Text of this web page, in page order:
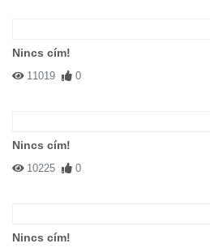
Nincs cím!
11019 0
Nincs cím!
10225 0
Nincs cím!